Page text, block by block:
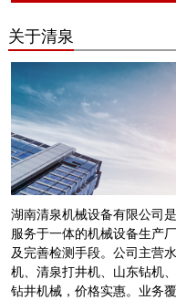
关于清泉
湖南清泉机械设备有限公司
服务于一体的机械设备生产
及完善检测手段。公司主营
机、清泉打井机、山东钻机
钻井机械，价格实惠。业务